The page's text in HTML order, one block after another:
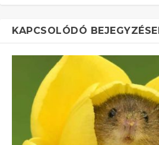
KAPCSOLÓDÓ